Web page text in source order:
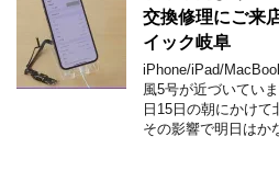
交換修理にご来
イック岐阜
iPhone/iPad/
風5号が近づいてい
日15日の朝にかけて
その影響で明日はか